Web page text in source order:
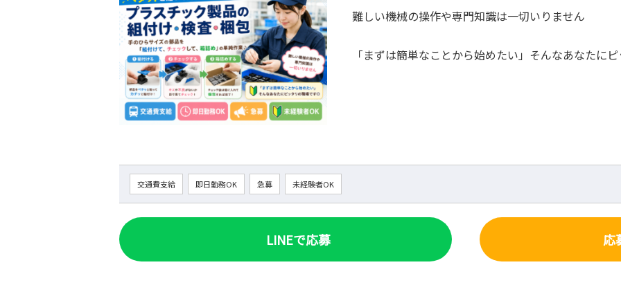
難しい機械の操作や専門知識は一切いりません
「まずは簡単なことから始めたい」そんなあなたに
交通費支給 即日勤務OK 急募 未経験者OK
LINEで応募 応